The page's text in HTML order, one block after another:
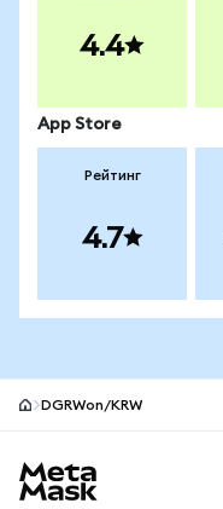
4.4
App Store
Рейтинг
4.7
DGRWon/KRW